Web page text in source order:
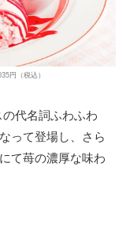
円（税込）
代名詞ふわふわ
って登場し、さら
て苺の濃厚な味わ